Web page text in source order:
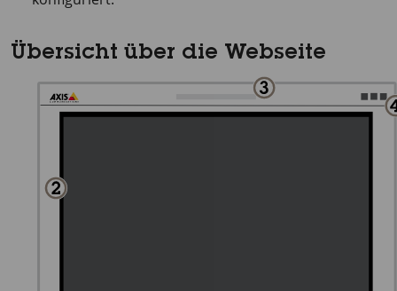
Übersicht über die Webseite